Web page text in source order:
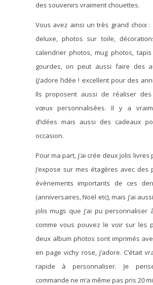
des souvenirs vraiment chouettes.
Vous avez ainsi un très grand choix
deluxe, photos sur toile,
calendrier photos, mug photos,
gourdes, on peut aussi faire des
(j’adore l’idée ! excellent pour des
Ils proposent aussi de réaliser
vœux personnalisées. Il y a
d’idées mais aussi des cadeaux
occasion.
Pour ma part, j’ai crée deux jolis livres
j’expose sur mes étagères avec des
évènements importants de ces
(anniversaires, Noël etc), mais j’ai
jolis mugs que j’ai pu personnaliser
comme vous pouvez le voir sur les
deux album photos sont imprimés
en page vichy rose, j’adore. C’était
rapide à personnaliser. Je
commande ne m’a même pas pris 20